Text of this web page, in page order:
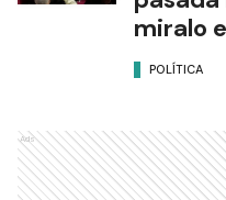
miralo
POLÍTICA
Ads